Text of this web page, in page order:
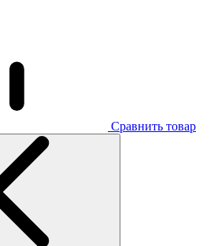
Сравнить товар